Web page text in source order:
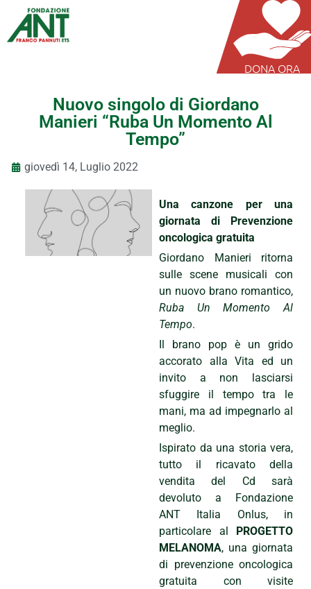
DONA ORA
Nuovo singolo di Giordano
Manieri “Ruba Un Momento Al
Tempo”
giovedì 14, Luglio 2022
Una canzone per una
giornata di Prevenzione
oncologica gratuita
Giordano Manieri ritorna
sulle scene musicali con
un nuovo brano romantico,
Ruba Un Momento Al
Tempo.
Il brano pop è un grido
accorato alla Vita ed un
invito a non lasciarsi
sfuggire il tempo tra le
mani, ma ad impegnarlo al
meglio.
Ispirato da una storia vera,
tutto il ricavato della
vendita del Cd sarà
devoluto a Fondazione
ANT Italia Onlus, in
particolare al PROGETTO
MELANOMA, una giornata
di prevenzione oncologica
gratuita con visite